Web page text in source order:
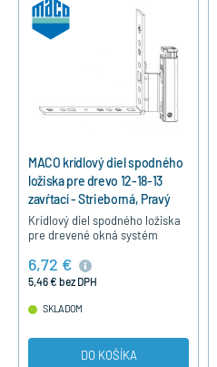
MACO krídlový diel spodného
ložiska pre drevo 12-18-13
zavŕtací - Strieborná, Pravý
Krídlový diel spodného ložiska
pre drevené okná systém
do dolného rohu krídla okna
okutého kovaním MACO.
6,72 €
5,46 € bez DPH
SKLADOM
DO KOŠÍKA